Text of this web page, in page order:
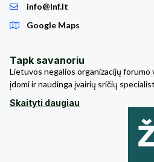
info@lnf.lt
Google Maps
Tapk savanoriu
Lietuvos negalios organizacijų
įdomi ir naudinga įvairių sričių
Skaityti daugiau